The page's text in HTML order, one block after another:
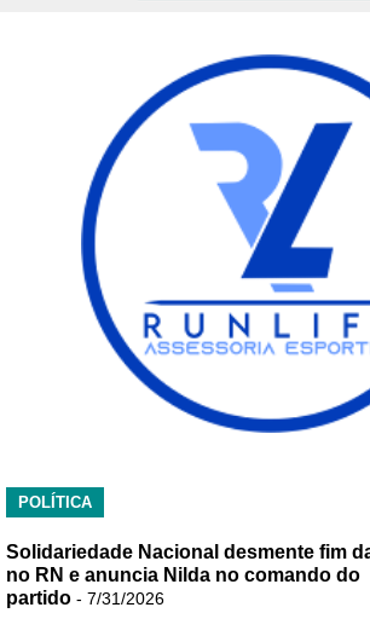
POLÍTICA
Solidariedade Nacional desmente fim
no RN e anuncia Nilda no comando do
partido - 7/31/2026